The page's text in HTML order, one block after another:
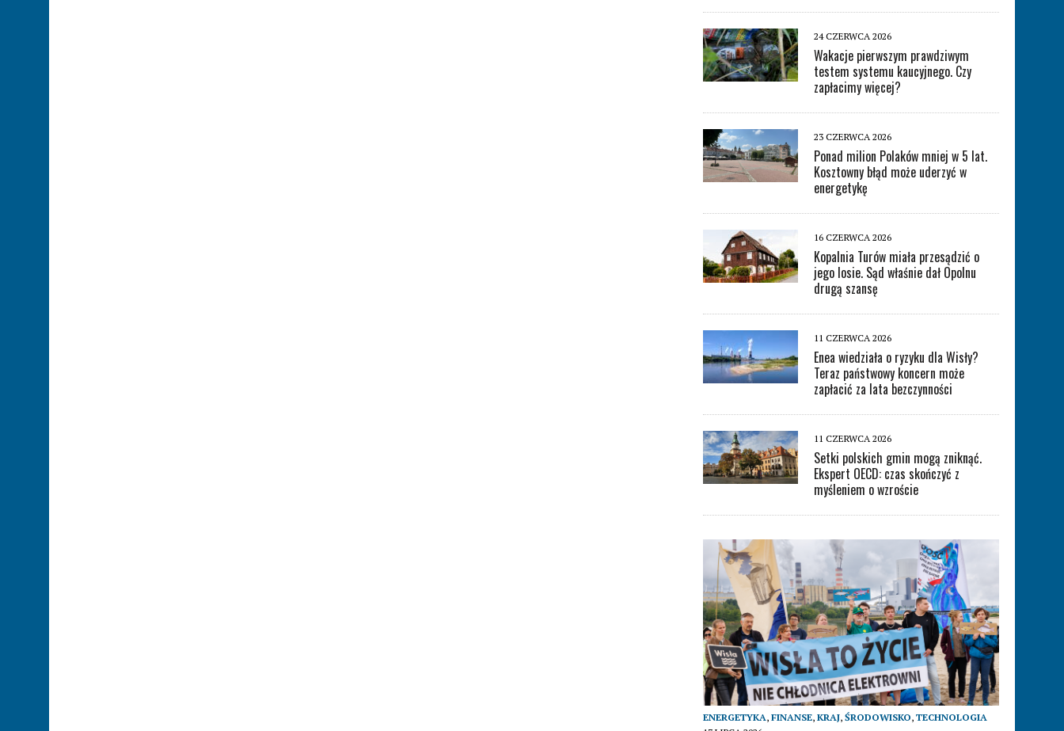
24 CZERWCA 2026
Wakacje pierwszym prawdziwym
testem systemu kaucyjnego. Czy
zapłacimy więcej?
23 CZERWCA 2026
Ponad milion Polaków mniej w 5 lat.
Kosztowny błąd może uderzyć w
energetykę
16 CZERWCA 2026
Kopalnia Turów miała przesądzić o
jego losie. Sąd właśnie dał Opolnu
drugą szansę
11 CZERWCA 2026
Enea wiedziała o ryzyku dla Wisły?
Teraz państwowy koncern może
zapłacić za lata bezczynności
11 CZERWCA 2026
Setki polskich gmin mogą zniknąć.
Ekspert OECD: czas skończyć z
myśleniem o wzroście
ENERGETYKA,FINANSE,KRAJ,ŚRODOWISKO,TECHNOLOGIA